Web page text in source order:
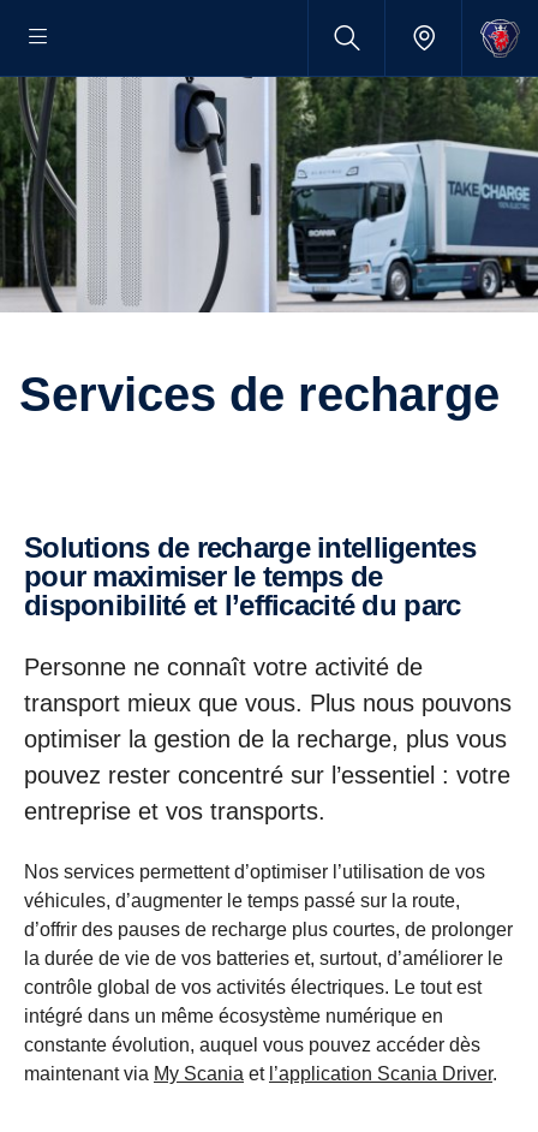
Services de recharge
Solutions de recharge intelligentes
pour maximiser le temps de
disponibilité et l’efficacité du parc
Personne ne connaît votre activité de
transport mieux que vous. Plus nous pouvons
optimiser la gestion de la recharge, plus vous
pouvez rester concentré sur l’essentiel : votre
entreprise et vos transports.
Nos services permettent d’optimiser l’utilisation de vos
véhicules, d’augmenter le temps passé sur la route,
d’offrir des pauses de recharge plus courtes, de prolonger
la durée de vie de vos batteries et, surtout, d’améliorer le
contrôle global de vos activités électriques. Le tout est
intégré dans un même écosystème numérique en
constante évolution, auquel vous pouvez accéder dès
maintenant via My Scania et l’application Scania Driver.